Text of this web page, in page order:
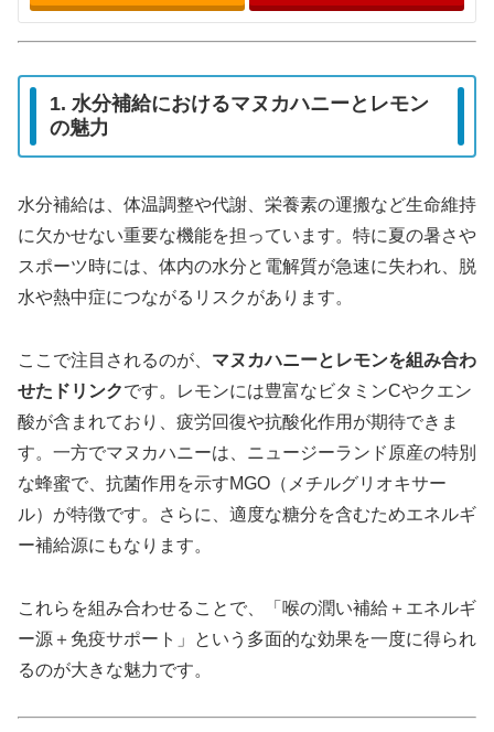
1. 水分補給におけるマヌカハニーとレモン
の魅力
水分補給は、体温調整や代謝、栄養素の運搬など生命維持
に欠かせない重要な機能を担っています。特に夏の暑さや
スポーツ時には、体内の水分と電解質が急速に失われ、脱
水や熱中症につながるリスクがあります。
ここで注目されるのが、 マヌカハニーとレモンを組み合わ
せたドリンクです。レモンには豊富なビタミンCやクエン
酸が含まれており、疲労回復や抗酸化作用が期待できま
す。一方でマヌカハニーは、ニュージーランド原産の特別
な蜂蜜で、抗菌作用を示すMGO（メチルグリオキサー
ル）が特徴です。さらに、適度な糖分を含むためエネルギ
ー補給源にもなります。
これらを組み合わせることで、「喉の潤い補給＋エネルギ
ー源＋免疫サポート」という多面的な効果を一度に得られ
るのが大きな魅力です。